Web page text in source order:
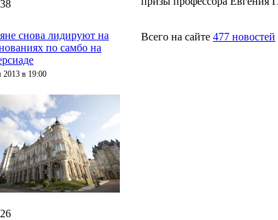
снова лидируют на
по самбо на
2013 в 19:00
Всего на сайте 477 новостей